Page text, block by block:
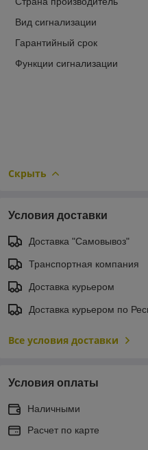
Вид сигнализации
Гарантийный срок
Функции сигнализации
Скрыть
Условия доставки
Доставка "Самовывоз"
Транспортная компания
Доставка курьером
Доставка курьером по
Все условия доставки
Условия оплаты
Наличными
Расчет по карте